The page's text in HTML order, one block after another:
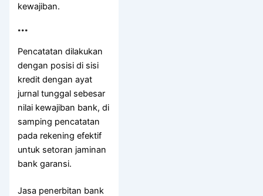
kewajiban.
***
Pencatatan dilakukan
dengan posisi di sisi
kredit dengan ayat
jurnal tunggal sebesar
nilai kewajiban bank, di
samping pencatatan
pada rekening efektif
untuk setoran jaminan
bank garansi.
Jasa penerbitan bank